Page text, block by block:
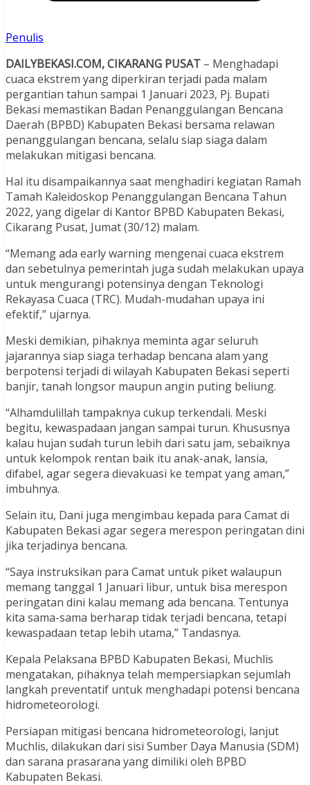
Penulis
DAILYBEKASI.COM, CIKARANG PUSAT – Menghadapi
cuaca ekstrem yang diperkiran terjadi pada malam
pergantian tahun sampai 1 Januari 2023, Pj. Bupati
Bekasi memastikan Badan Penanggulangan Bencana
Daerah (BPBD) Kabupaten Bekasi bersama relawan
penanggulangan bencana, selalu siap siaga dalam
melakukan mitigasi bencana.
Hal itu disampaikannya saat menghadiri kegiatan Ramah
Tamah Kaleidoskop Penanggulangan Bencana Tahun
2022, yang digelar di Kantor BPBD Kabupaten Bekasi,
Cikarang Pusat, Jumat (30/12) malam.
“Memang ada early warning mengenai cuaca ekstrem
dan sebetulnya pemerintah juga sudah melakukan upaya
untuk mengurangi potensinya dengan Teknologi
Rekayasa Cuaca (TRC). Mudah-mudahan upaya ini
efektif,” ujarnya.
Meski demikian, pihaknya meminta agar seluruh
jajarannya siap siaga terhadap bencana alam yang
berpotensi terjadi di wilayah Kabupaten Bekasi seperti
banjir, tanah longsor maupun angin puting beliung.
“Alhamdulillah tampaknya cukup terkendali. Meski
begitu, kewaspadaan jangan sampai turun. Khususnya
kalau hujan sudah turun lebih dari satu jam, sebaiknya
untuk kelompok rentan baik itu anak-anak, lansia,
difabel, agar segera dievakuasi ke tempat yang aman,”
imbuhnya.
Selain itu, Dani juga mengimbau kepada para Camat di
Kabupaten Bekasi agar segera merespon peringatan dini
jika terjadinya bencana.
“Saya instruksikan para Camat untuk piket walaupun
memang tanggal 1 Januari libur, untuk bisa merespon
peringatan dini kalau memang ada bencana. Tentunya
kita sama-sama berharap tidak terjadi bencana, tetapi
kewaspadaan tetap lebih utama,” Tandasnya.
Kepala Pelaksana BPBD Kabupaten Bekasi, Muchlis
mengatakan, pihaknya telah mempersiapkan sejumlah
langkah preventatif untuk menghadapi potensi bencana
hidrometeorologi.
Persiapan mitigasi bencana hidrometeorologi, lanjut
Muchlis, dilakukan dari sisi Sumber Daya Manusia (SDM)
dan sarana prasarana yang dimiliki oleh BPBD
Kabupaten Bekasi.